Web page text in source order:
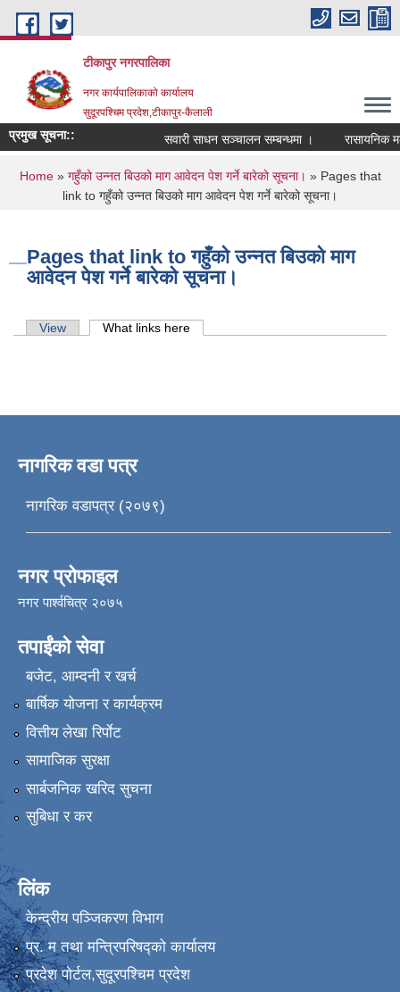
Skip to main content
टीकापुर नगरपालिका
नगर कार्यपालिकाको कार्यालय
सुदूरपश्चिम प्रदेश,टीकापुर-कैलाली
प्रमुख सूचना:: सवारी साधन सञ्चालन सम्बन्धमा । रासायनिक
You are here
Home» गहुँको उन्नत बिउको माग आवेदन पेश गर्ने बारेको सूचना। » Pages that
link to गहुँको उन्नत बिउको माग आवेदन पेश गर्ने बारेको सूचना।
Pages that link to गहुँको उन्नत बिउको माग
आवेदन पेश गर्ने बारेको सूचना।
Primary tabs
View What links here
नागरिक वडा पत्र
नागरिक वडापत्र (२०७९)
नगर प्रोफाइल
नगर पार्श्वचित्र २०७५
तपाईंको सेवा
बजेट, आम्दनी र खर्च
बार्षिक योजना र कार्यक्रम
वित्तीय लेखा रिर्पाेट
सामाजिक सुरक्षा
सार्बजनिक खरिद सुचना
सुबिधा र कर
लिंक
केन्द्रीय पञ्जिकरण विभाग
प्र. म तथा मन्त्रिपरिषद्को कार्यालय
प्रदेश पाेर्टल,सुदूरपश्चिम प्रदेश